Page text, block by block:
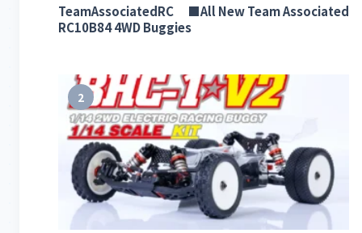
TeamAssociatedRC ■All New Team Associated
RC10B84 4WD Buggies
2